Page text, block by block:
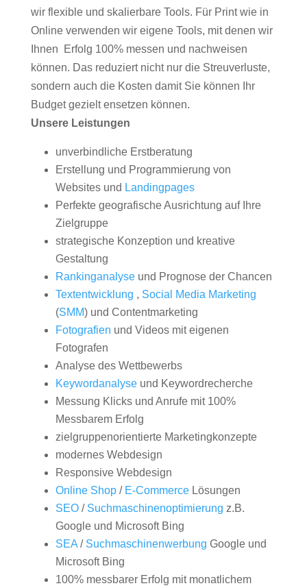
wir flexible und skalierbare Tools. Für Print wie in
Online verwenden wir eigene Tools, mit denen wir
Ihnen Erfolg 100% messen und nachweisen
können. Das reduziert nicht nur die Streuverluste,
sondern auch die Kosten damit Sie können Ihr
Budget gezielt ensetzen können.
Unsere Leistungen
unverbindliche Erstberatung
Erstellung und Programmierung von
Websites und Landingpages
Perfekte geografische Ausrichtung auf Ihre
Zielgruppe
strategische Konzeption und kreative
Gestaltung
Rankinganalyseund Prognose der Chancen
Textentwicklung , Social Media Marketing
(SMM) und Contentmarketing
Fotografien und Videos mit eigenen
Fotografen
Analyse des Wettbewerbs
Keywordanalyseund Keywordrecherche
Messung Klicks und Anrufe mit 100%
Messbarem Erfolg
zielgruppenorientierte Marketingkonzepte
modernes Webdesign
Responsive Webdesign
Online Shop/ E-CommerceLösungen
SEO/ Suchmaschinenoptimierung z.B.
Google und Microsoft Bing
SEA/ Suchmaschinenwerbung Google und
Microsoft Bing
100% messbarer Erfolg mit monatlichem